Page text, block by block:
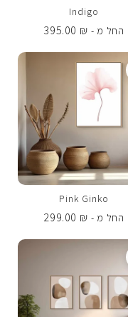
Indigo
החל מ -
395.00 ₪
Pink Ginko
החל מ -
299.00 ₪